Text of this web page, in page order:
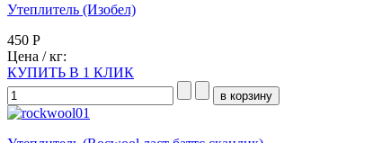
Утеплитель (Изобел)
450 Р
Цена / кг:
КУПИТЬ В 1 КЛИК